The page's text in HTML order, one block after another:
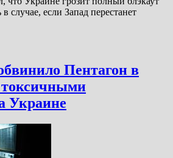
в случае, если Запад перестанет
Пентагон в
Украине